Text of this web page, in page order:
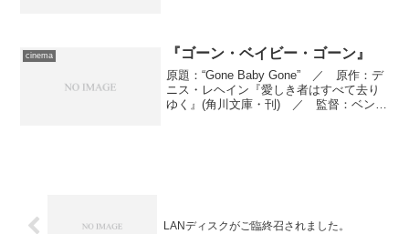
で……それでも可能な限り安全...
cinema 『ゴーン・ベイビー・ゴーン』
原題：“Gone Baby Gone” ／ 原作：デ
ニス・レヘイン『愛しき者はすべて去り
ゆく』(角川文庫・刊) ／ 監督：ベン・
LANディスクがご臨終召されました。